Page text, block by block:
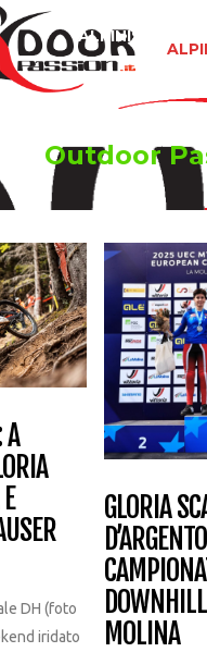
ALPINISMO
Outdoor
A
DH (foto
iridato
GLORIA
MOLINA